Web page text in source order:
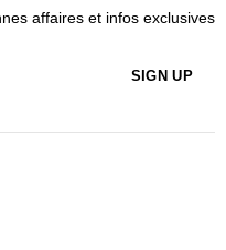
affaires et infos exclusives